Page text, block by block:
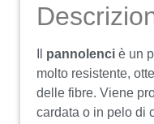
pannolenci è un
molto resistente,
delle fibre. Viene
cardata o in pelo di